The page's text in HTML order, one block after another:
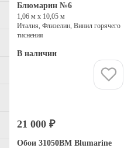
Блюмарин №6
1,06 м х 10,05 м
Италия, Флизелин, Винил горячего
тиснения
В наличии
21 000 ₽
Обои 31050BM Blumarine